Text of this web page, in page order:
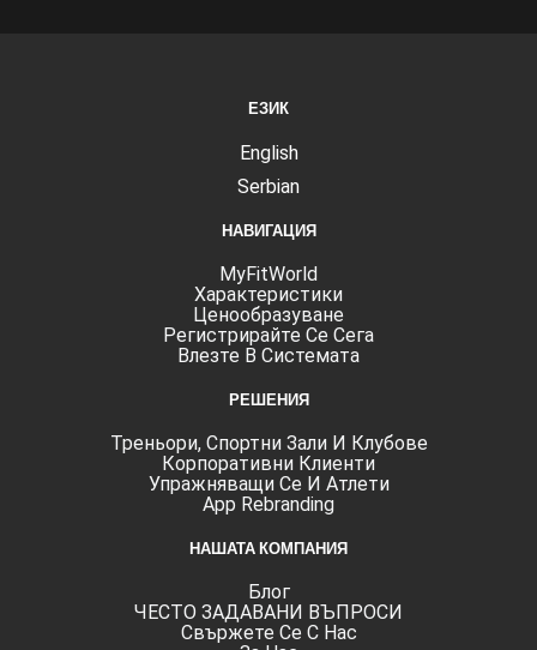
ЕЗИК
English
Serbian
НАВИГАЦИЯ
MyFitWorld
Характеристики
Ценообразуване
Регистрирайте Се Сега
Влезте В Системата
РЕШЕНИЯ
Треньори, Спортни Зали И Клубове
Корпоративни Клиенти
Упражняващи Се И Атлети
App Rebranding
НАШАТА КОМПАНИЯ
Блог
ЧЕСТО ЗАДАВАНИ ВЪПРОСИ
Свържете Се С Нас